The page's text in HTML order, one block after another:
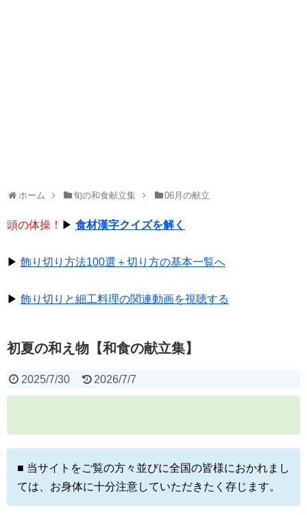
ホーム 旬の和食献立集 06月の献立
頭の体操！ ▶ 食材漢字クイズを解く
▶ 飾り切り方法100選＋切り方の基本一覧へ
▶ 飾り切りと細工料理の関連動画を視聴する
初夏の和え物【和食の献立集】
2025/7/30 2026/7/7
■ 当サイトをご覧の方々並びに全国の皆様におかれまし
ては、お身体に十分注意していただきたく存じます。